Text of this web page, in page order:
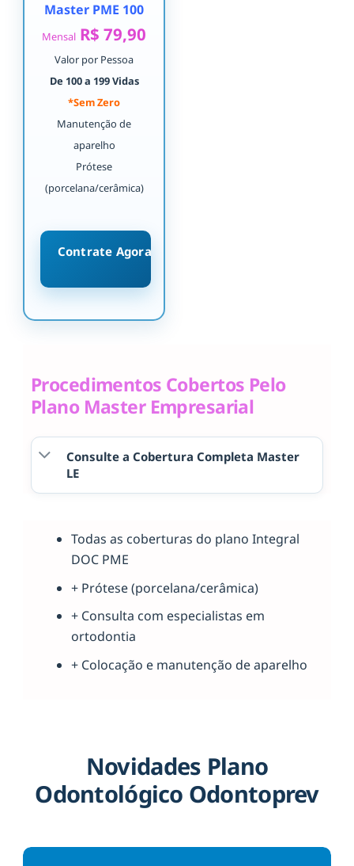
Master PME 100
Mensal R$ 79,90
Valor por Pessoa
De 100 a 199 Vidas
*Sem Zero
Manutenção de
aparelho
Prótese
(porcelana/cerâmica)
Contrate Agora
Procedimentos Cobertos Pelo
Plano Master Empresarial
Consulte a Cobertura Completa Master
LE
Todas as coberturas do plano Integral
DOC PME
+ Prótese (porcelana/cerâmica)
+ Consulta com especialistas em
ortodontia
+ Colocação e manutenção de aparelho
Novidades Plano
Odontológico Odontoprev